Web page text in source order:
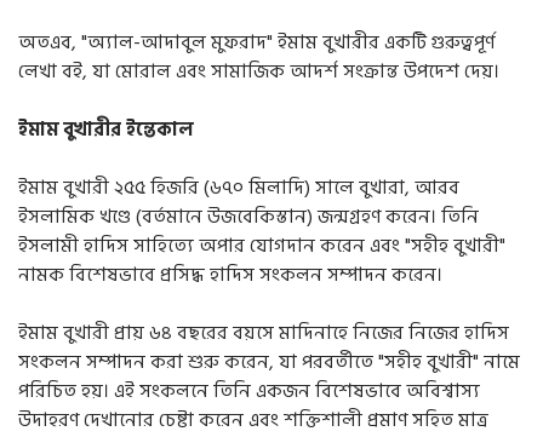
অতএব, "অ্যাল-আদাবুল মুফরাদ"ইমাম বুখারীর একটি গুরুত্বপূর্ণ
লেখা বই,যা মোরাল এবং সামাজিক আদর্শ সংক্রান্ত উপদেশ দেয়।
ইমাম বুখারীর ইন্তেকাল
ইমাম বুখারী ২৫৫ হিজরি(৬৭০ মিলাদি)সালে বুখারা,আরব
ইসলামিক খণ্ডে(বর্তমানে উজবেকিস্তান)জন্মগ্রহণ করেন। তিনি
ইসলামী হাদিস সাহিত্যে অপার যোগদান করেন এবং"সহীহ বুখারী"
নামক বিশেষভাবে প্রসিদ্ধ হাদিস সংকলন সম্পাদন করেন।
ইমাম বুখারী প্রায় ৬৪ বছরের বয়সে মাদিনাহে নিজের নিজের হাদিস
সংকলন সম্পাদন করা শুরু করেন,যা পরবর্তীতে"সহীহ বুখারী"নামে
পরিচিত হয়। এই সংকলনে তিনি একজন বিশেষভাবে অবিশ্বাস্য
উদাহরণ দেখানোর চেষ্টা করেন এবং শক্তিশালী প্রমাণ সহিত মাত্র